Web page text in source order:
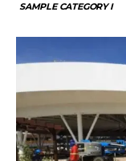
SAMPLE CATEGORY I